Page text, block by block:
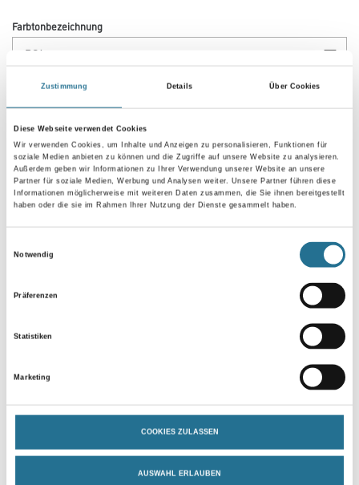
Zustimmung Details Über Cookies
Diese Webseite verwendet Cookies
Wir verwenden Cookies, um Inhalte und Anzeigen zu personalisieren, Funktionen für
soziale Medien anbieten zu können und die Zugriffe auf unsere Website zu analysieren.
Außerdem geben wir Informationen zu Ihrer Verwendung unserer Website an unsere
Partner für soziale Medien, Werbung und Analysen weiter. Unsere Partner führen diese
Informationen möglicherweise mit weiteren Daten zusammen, die Sie ihnen bereitgestellt
haben oder die sie im Rahmen Ihrer Nutzung der Dienste gesammelt haben.
Notwendig
Präferenzen
Statistiken
Marketing
COOKIES ZULASSEN
AUSWAHL ERLAUBEN
Farbtonbezeichnung
Glanzgrad
Gebinde
Umrechnungsfaktoren
PRODUKTEIGENSCHAFTEN